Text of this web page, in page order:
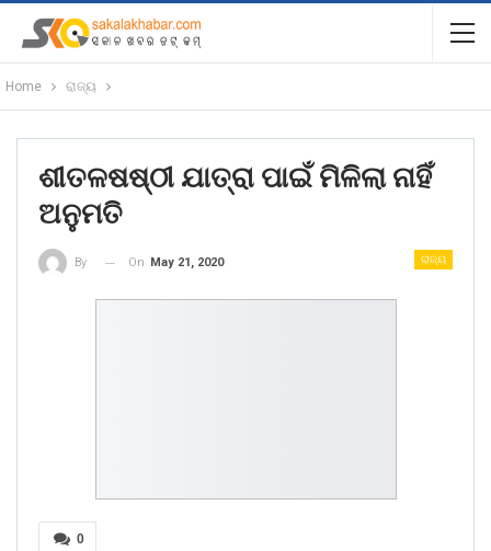
Home ରାଜ୍ୟ
ଶୀତଳଷଷ୍ଠୀ ଯାତ୍ରା ପାଇଁ ମିଳିଲା ନାହିଁ
ଅନୁମତି
ରାଜ୍ୟ
By On May 21, 2020
0